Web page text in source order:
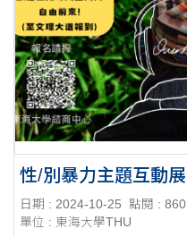
日期 : 2024-10-25
點閱 : 860
單位 : 東海大學THU